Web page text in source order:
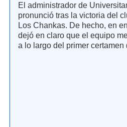
El administrador de
pronunció tras la victoria del
Los Chankas. De hecho, en
dejó en claro que el equipo
a lo largo del primer certamen